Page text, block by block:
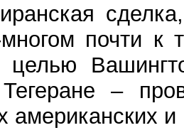
почти к
целью
–
и